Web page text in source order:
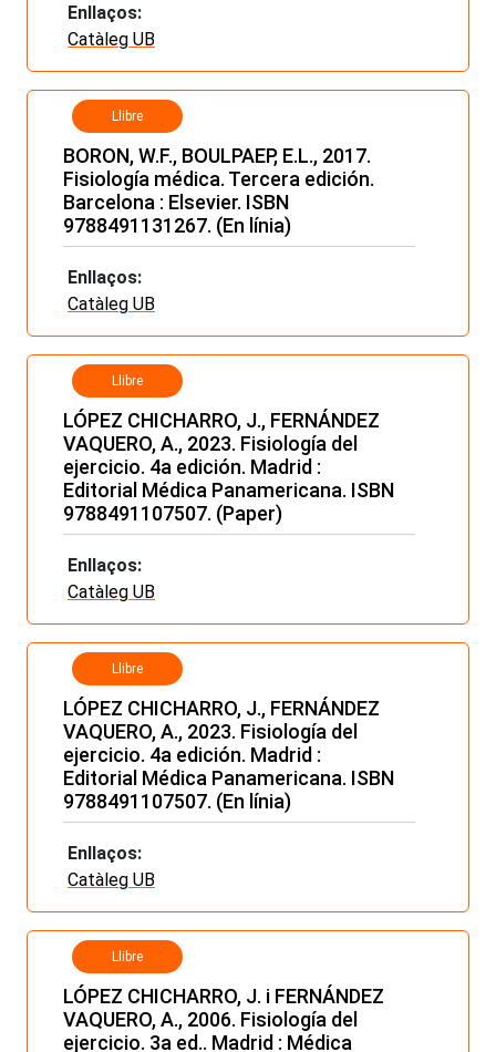
Enllaços:
Catàleg UB
Llibre
BORON, W.F., BOULPAEP, E.L., 2017.
Fisiología médica. Tercera edición.
Barcelona : Elsevier. ISBN
9788491131267. (En línia)
Enllaços:
Catàleg UB
Llibre
LÓPEZ CHICHARRO, J., FERNÁNDEZ
VAQUERO, A., 2023. Fisiología del
ejercicio. 4a edición. Madrid :
Editorial Médica Panamericana. ISBN
9788491107507. (Paper)
Enllaços:
Catàleg UB
Llibre
LÓPEZ CHICHARRO, J., FERNÁNDEZ
VAQUERO, A., 2023. Fisiología del
ejercicio. 4a edición. Madrid :
Editorial Médica Panamericana. ISBN
9788491107507. (En línia)
Enllaços:
Catàleg UB
Llibre
LÓPEZ CHICHARRO, J. i FERNÁNDEZ
VAQUERO, A., 2006. Fisiología del
ejercicio. 3a ed.. Madrid : Médica